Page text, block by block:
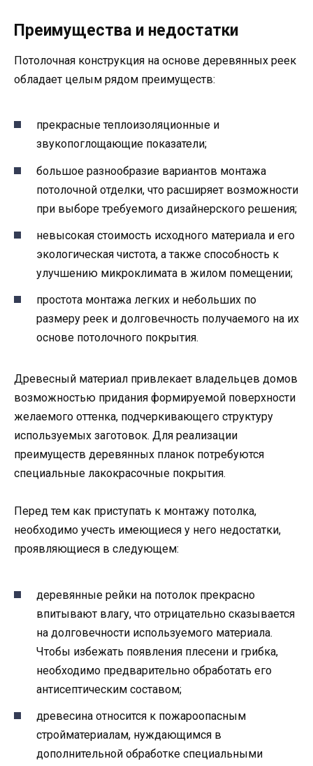
Преимущества и недостатки
Потолочная конструкция на основе деревянных реек
обладает целым рядом преимуществ:
прекрасные теплоизоляционные и
звукопоглощающие показатели;
большое разнообразие вариантов монтажа
потолочной отделки, что расширяет возможности
при выборе требуемого дизайнерского решения;
невысокая стоимость исходного материала и его
экологическая чистота, а также способность к
улучшению микроклимата в жилом помещении;
простота монтажа легких и небольших по
размеру реек и долговечность получаемого на их
основе потолочного покрытия.
Древесный материал привлекает владельцев домов
возможностью придания формируемой поверхности
желаемого оттенка, подчеркивающего структуру
используемых заготовок. Для реализации
преимуществ деревянных планок потребуются
специальные лакокрасочные покрытия.
Перед тем как приступать к монтажу потолка,
необходимо учесть имеющиеся у него недостатки,
проявляющиеся в следующем:
деревянные рейки на потолок прекрасно
впитывают влагу, что отрицательно сказывается
на долговечности используемого материала.
Чтобы избежать появления плесени и грибка,
необходимо предварительно обработать его
антисептическим составом;
древесина относится к пожароопасным
стройматериалам, нуждающимся в
дополнительной обработке специальными